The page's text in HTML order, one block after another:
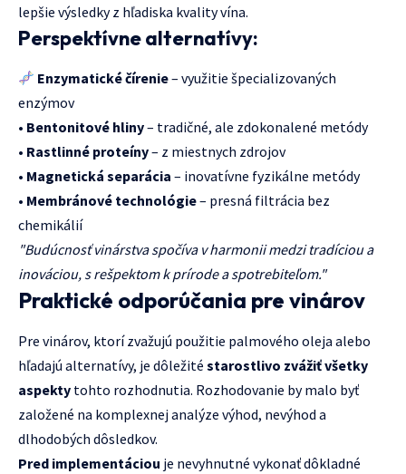
lepšie výsledky z hľadiska kvality vína.
Perspektívne alternatívy:
Enzymatické čírenie– využitie špecializovaných
enzýmov
• Bentonitové hliny– tradičné, ale zdokonalené metódy
• Rastlinné proteíny– z miestnych zdrojov
• Magnetická separácia – inovatívne fyzikálne metódy
• Membránové technológie– presná filtrácia bez
chemikálií
"Budúcnosť vinárstva spočíva v harmonii medzi tradíciou a
inováciou, s rešpektom k prírode a spotrebiteľom."
Praktické odporúčania pre vinárov
Pre vinárov, ktorí zvažujú použitie palmového oleja alebo
hľadajú alternatívy, je dôležité starostlivo zvážiť všetky
aspekty tohto rozhodnutia. Rozhodovanie by malo byť
založené na komplexnej analýze výhod, nevýhod a
dlhodobých dôsledkov.
Pred implementáciou je nevyhnutné vykonať dôkladné